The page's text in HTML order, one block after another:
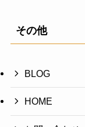
その他
BLOG
HOME